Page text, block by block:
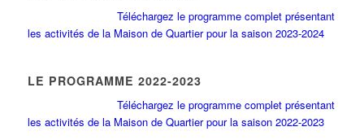
Téléchargez le programme complet présentant
les activités de la Maison de Quartier pour la saison 2023-2024
LE PROGRAMME 2022-2023
Téléchargez le programme complet présentant
les activités de la Maison de Quartier pour la saison 2022-2023